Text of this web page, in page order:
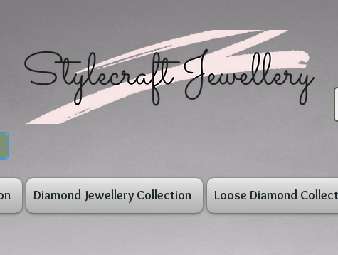
Diamond Jewellery Collection Loose Diamond